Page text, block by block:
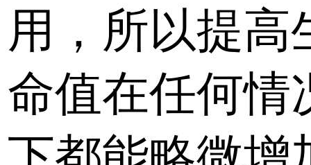
用，所以提高
命值在任何情